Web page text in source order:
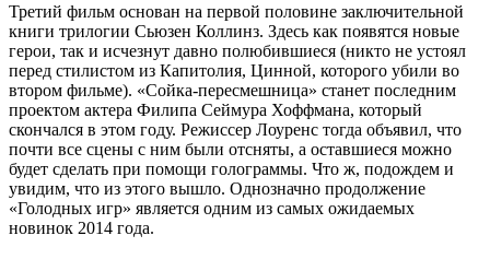
Третий фильм основан на первой половине заключительной
книги трилогии Сьюзен Коллинз. Здесь как появятся новые
герои, так и исчезнут давно полюбившиеся (никто не устоял
перед стилистом из Капитолия, Цинной, которого убили во
втором фильме). «Сойка-пересмешница» станет последним
проектом актера Филипа Сеймура Хоффмана, который
скончался в этом году. Режиссер Лоуренс тогда объявил, что
почти все сцены с ним были отсняты, а оставшиеся можно
будет сделать при помощи голограммы. Что ж, подождем и
увидим, что из этого вышло. Однозначно продолжение
«Голодных игр» является одним из самых ожидаемых
новинок 2014 года.